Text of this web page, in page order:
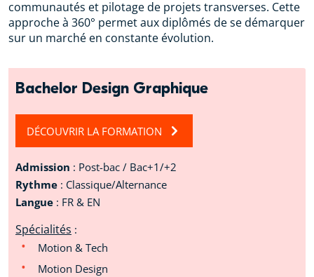
communautés et pilotage de projets transverses. Cette
approche à 360° permet aux diplômés de se démarquer
sur un marché en constante évolution.
Bachelor Design Graphique
DÉCOUVRIR LA FORMATION
Admission : Post-bac / Bac+1/+2
Rythme : Classique/Alternance
Langue : FR & EN
Spécialités :
Motion & Tech
Motion Design